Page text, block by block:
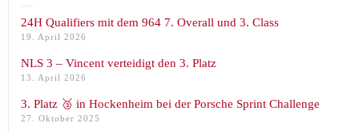
24H Qualifiers mit dem 964 7. Overall und 3. Class
19. April 2026
NLS 3 – Vincent verteidigt den 3. Platz
13. April 2026
3. Platz 🥉 in Hockenheim bei der Porsche Sprint Challenge
27. Oktober 2025